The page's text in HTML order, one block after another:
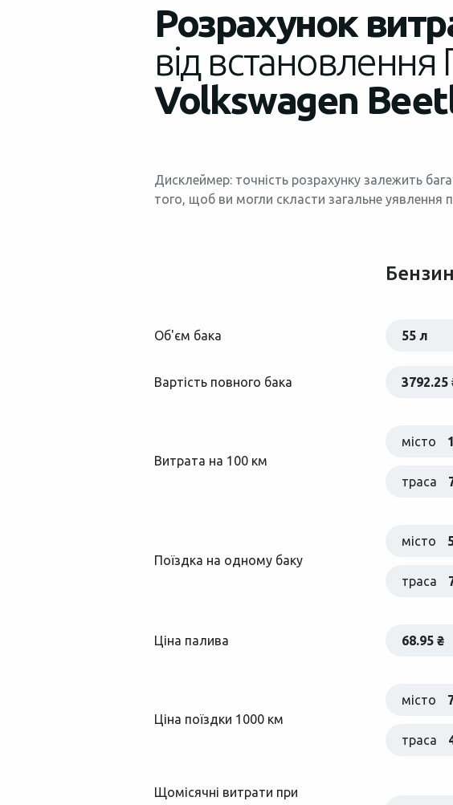
Розрахунок
від встановлення
Volkswagen
Дисклеймер: точність розрахунку залежить
того, щоб ви могли скласти загальне уявлення
Бензин
Об'єм бака 55 л
Вартість повного бака 3792.25
Витрата на 100 км
місто
траса
Поїздка на одному баку
місто
траса
Ціна палива 68.95 ₴
Ціна поїздки 1000 км
місто
траса
Щомісячні витрати при